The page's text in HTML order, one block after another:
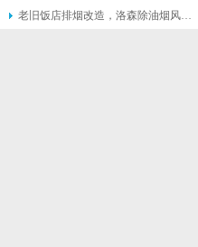
老旧饭店排烟改造，洛森除油烟风机适配原有管道不用大面积施工